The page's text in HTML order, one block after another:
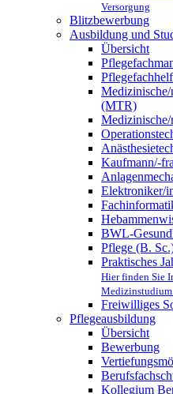
Versorgung
Blitzbewerbung
Ausbildung und
Übersicht
(MTR)
Kaufmann/-
Elektroniker/
BWL-
Pflege (B.
Praktisches
Hier finden Sie
Freiwilliges
Pflegeausbildung
Übersicht
Bewerbung
Kollegium